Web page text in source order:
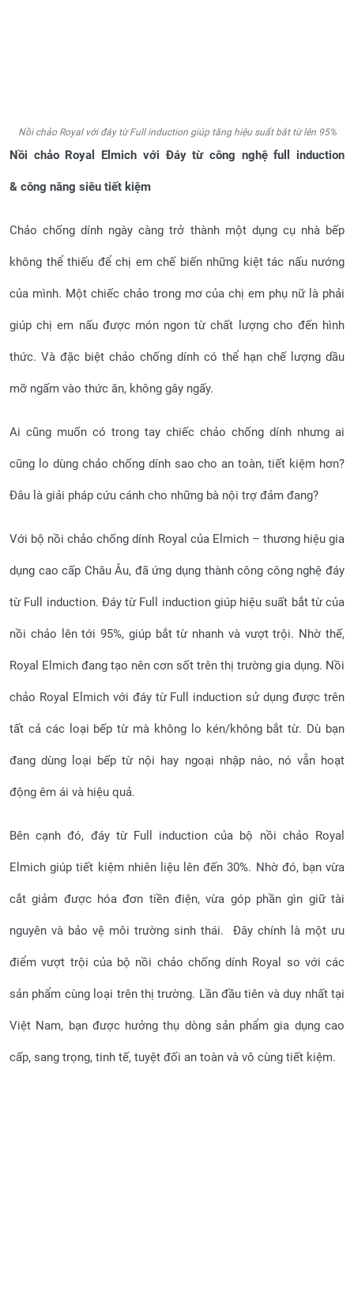
Nồi chảo Royal với đáy từ Full induction giúp tăng hiệu suất bắt từ lên 95%
Nồi chảo Royal Elmich vớiĐáy từ công nghệ full induction
& công năng siêu tiết kiệm
Chảo chống dính ngày càng trở thành một dụng cụ nhà bếp
không thể thiếu để chị em chế biến những kiệt tác nấu nướng
của mình. Một chiếc chảo trong mơ của chị em phụ nữ là phải
giúp chị em nấu được món ngon từ chất lượng cho đến hình
thức. Và đặc biệt chảo chống dính có thể hạn chế lượng dầu
mỡ ngấm vào thức ăn, không gây ngấy.
Ai cũng muốn có trong tay chiếc chảo chống dính nhưng ai
cũng lo dùng chảo chống dính sao cho an toàn, tiết kiệm hơn?
Đâu là giải pháp cứu cánh cho những bà nội trợ đảm đang?
Với bộ nồi chảo chống dính Royal của Elmich – thương hiệu gia
dụng cao cấp Châu Âu, đã ứng dụng thành công công nghệ đáy
từ Full induction. Đáy từ Full induction giúp hiệu suất bắt từ của
nồi chảo lên tới 95%, giúp bắt từ nhanh và vượt trội. Nhờ thế,
Royal Elmich đang tạo nên cơn sốt trên thị trường gia dụng. Nồi
chảo Royal Elmich với đáy từ Full induction sử dụng được trên
tất cả các loại bếp từ mà không lo kén/không bắt từ. Dù bạn
đang dùng loại bếp từ nội hay ngoại nhập nào, nó vẫn hoạt
động êm ái và hiệu quả.
Bên cạnh đó, đáy từ Full induction của bộ nồi chảo Royal
Elmich giúp tiết kiệm nhiên liệu lên đến 30%. Nhờ đó, bạn vừa
cắt giảm được hóa đơn tiền điện, vừa góp phần gìn giữ tài
nguyên và bảo vệ môi trường sinh thái. Đây chính là một ưu
điểm vượt trội của bộ nồi chảo chống dính Royal so với các
sản phẩm cùng loại trên thị trường. Lần đầu tiên và duy nhất tại
Việt Nam, bạn được hưởng thụ dòng sản phẩm gia dụng cao
cấp, sang trọng, tinh tế, tuyệt đối an toàn và vô cùng tiết kiệm.